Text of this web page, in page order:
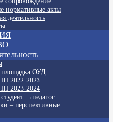
нормативные акты
деятельность
площадка ОУД
2022-2023
2023-2024
→педагог
– перспективные